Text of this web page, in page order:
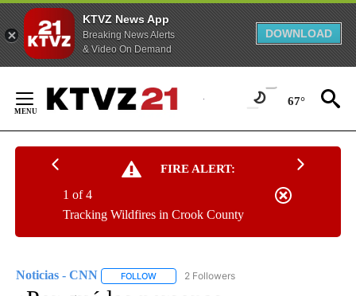
KTVZ News App
Breaking News Alerts
& Video On Demand
DOWNLOAD
Content
67°
FIRE ALERT:
Tracking Wildfires in Crook County
1 of 4
Noticias - CNN FOLLOW FOLLOW "NOTICIAS - CNN" TO RECEIVE
2 Followers